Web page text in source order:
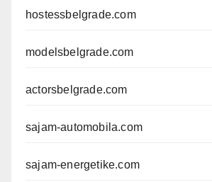
hostessbelgrade.com
modelsbelgrade.com
actorsbelgrade.com
sajam-automobila.com
sajam-energetike.com